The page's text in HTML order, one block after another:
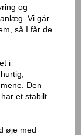
og
Vi går
så I får de
i
Den
et stabilt
øje med